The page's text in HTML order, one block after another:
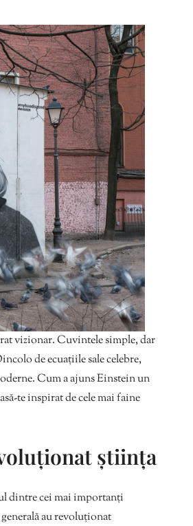
vizionar. Cuvintele simple, dar
de ecuațiile sale celebre,
Cum a ajuns Einstein un
te inspirat de cele mai faine
știința
dintre cei mai importanți
au revoluționat
Editorial Mihai
Morar: CUM L-AM
SALVAT PE FĂT-
FRUMOS